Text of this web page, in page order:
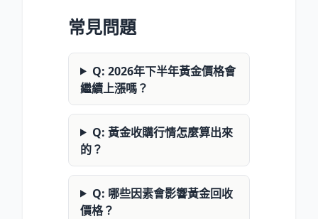
常見問題
Q: 2026年下半年黃金價格會
繼續上漲嗎？
Q: 黃金收購行情怎麼算出來
的？
Q: 哪些因素會影響黃金回收
價格？